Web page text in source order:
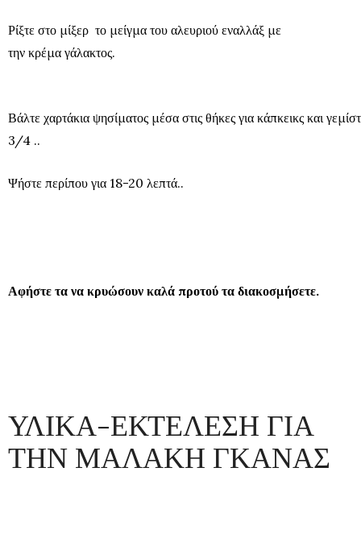
Ρίξτε στο μίξερ το μείγμα του αλευριού εναλλάξ με
την κρέμα γάλακτος.
Βάλτε χαρτάκια ψησίματος μέσα στις θήκες για κάπκεικς και
3/4 ..
Ψήστε περίπου για 18-20 λεπτά..
Αφήστε τα να κρυώσουν καλά προτού τα διακοσμήσετε.
ΥΛΙΚΑ-ΕΚΤΕΛΕΣΗ ΓΙΑ
ΤΗΝ ΜΑΛΑΚΗ ΓΚΑΝΑΣ